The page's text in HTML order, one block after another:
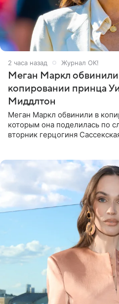
2 часа назад Журнал OK!
Меган Маркл
копировании принца
Миддлтон
Меган Маркл обвинили в
которым она поделилась по
вторник герцогиня